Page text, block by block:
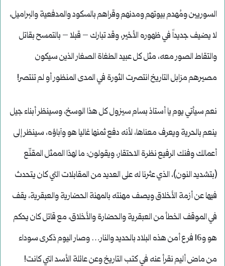
السوريين ومُهدم بيوتهم ومدنهم وقراهم بالسكود والمدفعية والبراميل،
لا يضيف جديداً في ظهوره الأخير، وقد تبارك – قبلا – بالتمسح بقاتل
والتقاط الصور معه، مثل كل عبيد الطغاة الصغار الذين سيكون
مصيرهم مزابل التاريخ انتصرت الثورة في المدى المنظور أو لم تنتصر!
نعم سيأتي يوم يا أستاذ بسام سيزول كل هذا الوسخ، وسينظر أبناء جيل
ينعم بالحرية ويعرف معناها، لأنه دفع ثمنها غاليا هو وآباؤه، سينظر إلى
أعمالك وفنك الرفيع نظرة الاحتقار، ويقولون: ما لهذا الممثل المقنّع
(بتشديد النون)، الذي عثرنا له على العديد من المقابلات التي كان يتحدث
فيها عن أزمة الأخلاق ويصف مهنته بالمهنة الحضارية والعبقرية، يقف
في الموقف الخطأ من العبقرية والحضارة والأخلاق، مع قاتل كان يحكم
هو و16 فرع أمن هذه البلاد بالحديد والنار… وصار اليوم ذكرى سوداء
من ماض أليم نقرأ عنه في كتب التاريخ وعن عائلة الأسد التي كانت!